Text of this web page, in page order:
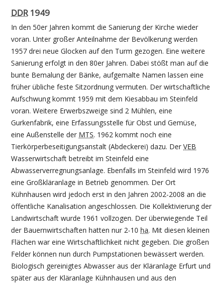
DDR1949
In den 50er Jahren kommt die Sanierung der Kirche wieder
voran. Unter großer Anteilnahme der Bevölkerung werden
1957 drei neue Glocken auf den Turm gezogen. Eine weitere
Sanierung erfolgt in den 80er Jahren. Dabei stößt man auf die
bunte Bemalung der Bänke, aufgemalte Namen lassen eine
früher übliche feste Sitzordnung vermuten. Der wirtschaftliche
Aufschwung kommt 1959 mit dem Kiesabbau im Steinfeld
voran. Weitere Erwerbszweige sind 2 Mühlen, eine
Gurkenfabrik, eine Erfassungsstelle für Obst und Gemüse,
eine Außenstelle der MTS. 1962 kommt noch eine
Tierkörperbeseitigungsanstalt (Abdeckerei) dazu. DerVEB
Wasserwirtschaft betreibt im Steinfeld eine
Abwasserverregnungsanlage. Ebenfalls im Steinfeld wird 1976
eine Großkläranlage in Betrieb genommen. Der Ort
Kühnhausen wird jedoch erst in den Jahren 2002-2008 an die
öffentliche Kanalisation angeschlossen. Die Kollektivierung der
Landwirtschaft wurde 1961 vollzogen. Der überwiegende Teil
der Bauernwirtschaften hatten nur 2-10ha. Mit diesen kleinen
Flächen war eine Wirtschaftlichkeit nicht gegeben. Die großen
Felder können nun durch Pumpstationen bewässert werden.
Biologisch gereinigtes Abwasser aus der Kläranlage Erfurt und
später aus der Kläranlage Kühnhausen und aus den